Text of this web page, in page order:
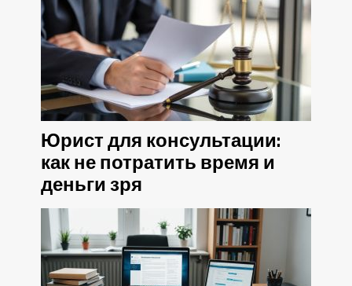
Юрист для консультации:
как не потратить время и
деньги зря